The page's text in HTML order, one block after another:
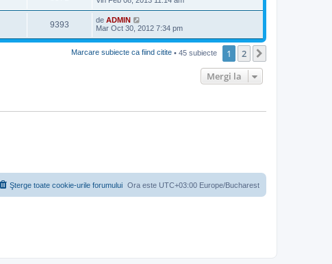
9393 de ADMIN
Mar Oct 30, 2012 7:34 pm
Marcare subiecte ca fiind citite • 45 subiecte 1 2
Mergi la
Ora este UTC+03:00 Europe/Bucharest
Şterge toate cookie-urile forumului